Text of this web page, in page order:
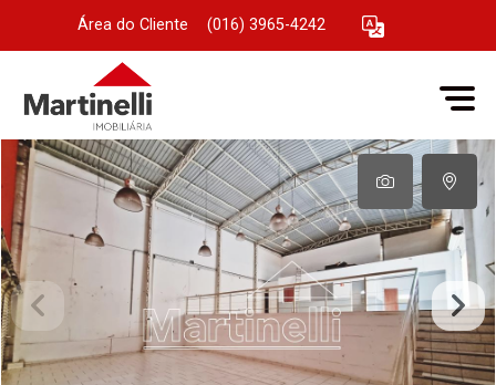
Área do Cliente (016) 3965-4242